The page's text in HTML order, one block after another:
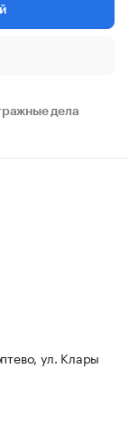
дела
ул. Клары